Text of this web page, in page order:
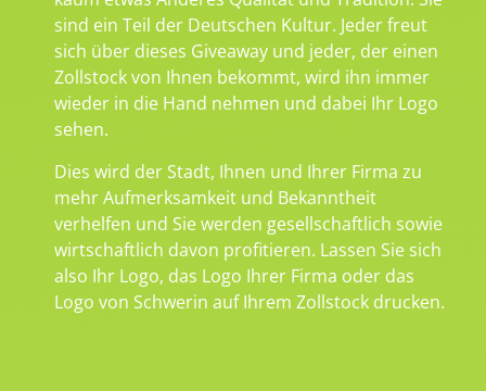
sind ein Teil der Deutschen Kultur. Jeder freut
sich über dieses Giveaway und jeder, der einen
Zollstock von Ihnen bekommt, wird ihn immer
wieder in die Hand nehmen und dabei Ihr Logo
sehen.
Dies wird der Stadt, Ihnen und Ihrer Firma zu
mehr Aufmerksamkeit und Bekanntheit
verhelfen und Sie werden gesellschaftlich sowie
wirtschaftlich davon profitieren. Lassen Sie sich
also Ihr Logo, das Logo Ihrer Firma oder das
Logo von Schwerin auf Ihrem Zollstock drucken.